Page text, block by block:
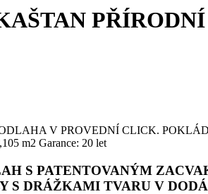
PŘÍRODNÍ
PODLAHA V PROVEDNÍ CLICK.
m2 Garance: 20 let
S PATENTOVANÝM
S DRÁŽKAMI TVARU V